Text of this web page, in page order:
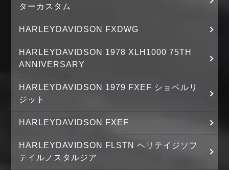
ターカスタム
HARLEYDAVIDSON FXDWG
HARLEYDAVIDSON 1978 XLH1000 75TH
ANNIVERSARY
HARLEYDAVIDSON 1979 FXEF ショベルリ
ジット
HARLEYDAVIDSON FXEF
HARLEYDAVIDSON FLSTN ヘリテイジソフ
テイルノスタルジア